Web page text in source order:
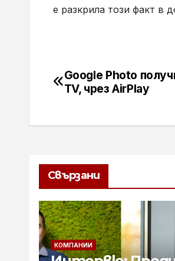
е разкрила този факт в
Навигация
Google Photo
TV, чрез AirPlay
Свързани
КОМПАНИИ